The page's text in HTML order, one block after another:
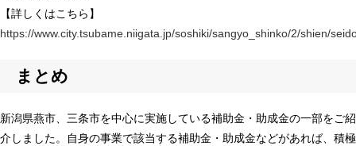
【詳しくはこちら】
https://www.city.tsubame.niigata.jp/soshiki/sangyo_shinko/2/shien/
まとめ
新潟県燕市、三条市を中心に実施している補助金・助成金の一部をご紹
介しました。自身の事業で該当する補助金・助成金などがあれば、積極